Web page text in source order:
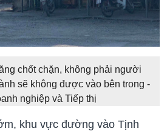
chốt chặn, không phải người
sẽ không được vào bên trong -
nghiệp và Tiếp thị
khu vực đường vào Tịnh